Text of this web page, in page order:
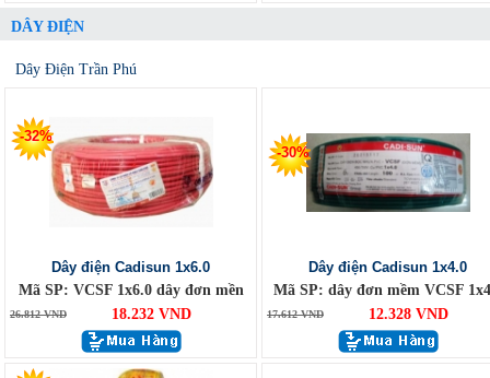
DÂY ĐIỆN
Dây Điện Trần Phú
-32%
Dây điện Cadisun 1x6.0
Mã SP: VCSF 1x6.0 dây đơn mền
26.812 VND 18.232 VND
-30%
Dây điện Cadisun 1x4.0
Mã SP: dây đơn mềm VCSF
17.612 VND 12.328 VND